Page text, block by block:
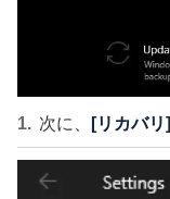
次に、 [リカバリ]